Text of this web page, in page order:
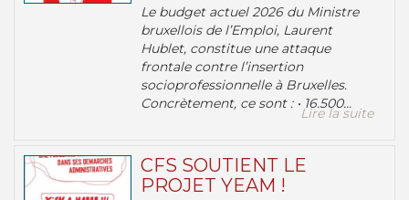
Le budget actuel 2026 du Ministre
bruxellois de l’Emploi, Laurent
Hublet, constitue une attaque
frontale contre l’insertion
socioprofessionnelle à Bruxelles.
Concrètement, ce sont : • 16.500...
Lire la suite
CFS SOUTIENT LE
PROJET YEAM !